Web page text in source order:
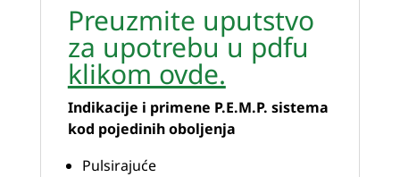
Preuzmite uputstvo
za upotrebu u pdfu
klikom ovde.
Indikacije i primene P.E.M.P. sistema
kod pojedinih oboljenja
Pulsirajuće